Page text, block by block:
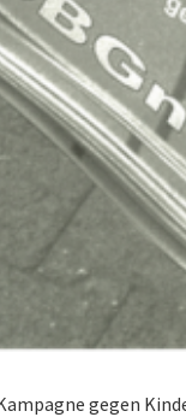
gegen